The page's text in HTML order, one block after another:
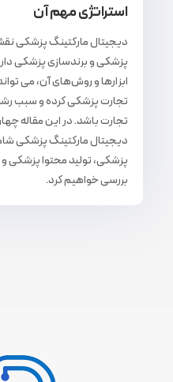
استراتژی مهم آن
دیجیتال مارکتینگ پزشکی
پزشکی و برندسازی پزشکی
ابزارها و روش‌های آن، می
تجارت پزشکی کرده و سبب
تجارت باشد. در این مقاله
دیجیتال مارکتینگ پزشکی
پزشکی، تولید محتوا پزشکی و
بررسی خواهیم کرد.